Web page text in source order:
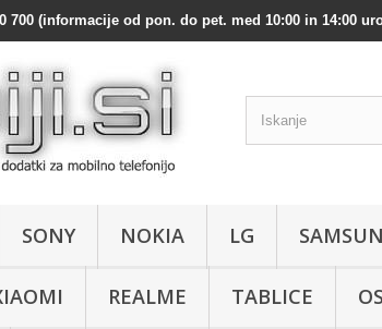
700 (informacije od pon. do pet. med 10:00 in 14:00
SONY NOKIA LG
REALME TABLICE